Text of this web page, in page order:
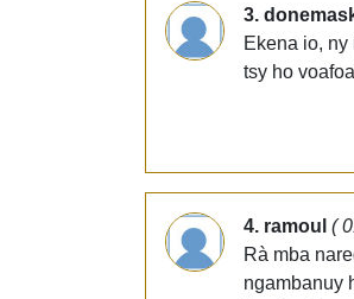
3.
Ekena io,
tsy ho
4. ramoul (
Rà mba
ngambanuy